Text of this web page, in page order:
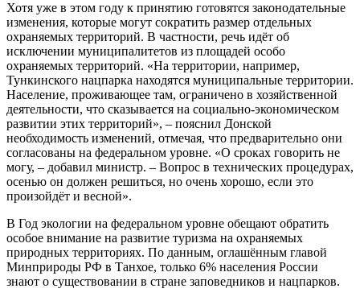
Хотя уже в этом году к принятию готовятся законодательные
изменения, которые могут сократить размер отдельных
охраняемых территорий. В частности, речь идёт об
исключении муниципалитетов из площадей особо
охраняемых территорий. «На территории, например,
Тункинского нацпарка находятся муниципальные территории.
Население, проживающее там, ограничено в хозяйственной
деятельности, что сказывается на социально-экономическом
развитии этих территорий», – пояснил Донской
необходимость изменений, отмечая, что предварительно они
согласованы на федеральном уровне. «О сроках говорить не
могу, – добавил министр. – Вопрос в технических процедурах,
осенью он должен решиться, но очень хорошо, если это
произойдёт и весной».
В Год экологии на федеральном уровне обещают обратить
особое внимание на развитие туризма на охраняемых
природных территориях. По данным, оглашённым главой
Минприроды РФ в Танхое, только 6% населения России
знают о существовании в стране заповедников и нацпарков.